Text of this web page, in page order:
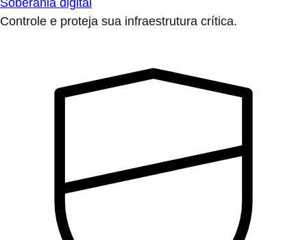
Soberania digital
Controle e proteja sua infraestrutura crítica.